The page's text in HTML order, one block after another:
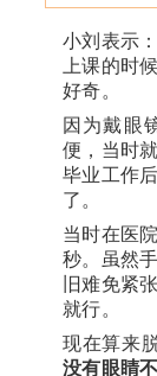
小刘表示
上课的时
好奇。
因为戴眼
便，当时
毕业工作
了。
当时在医
秒。虽然
旧难免紧
就行。
现在算来
没有眼睛